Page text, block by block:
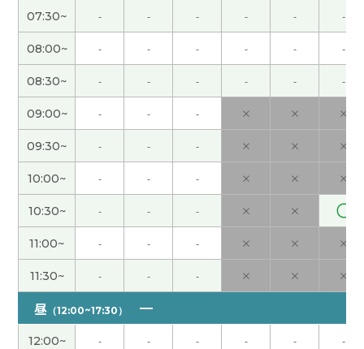
谢谢老师！这节课也很开心 下次见吧！( 男性 )
谢谢老师，今天真不好意思我儿子又打扰课，还有
它让我失去注意力，下次见！( 40代 )
老师辛苦了！今天的课也很开心啊！下次见！( 男性
)
谢谢您！JJ 老师的教学风格真的很棒！！下次见！
40代 女性 )
谢谢您。下次见
下一次我应该介绍给你重庆的样子，你去过吗？
60代 男性 )
07:30~ - - - - - -
08:00~ - - - - - -
08:30~ - - - - - -
09:00~ - - - × × ×
09:30~ - - - × × ×
10:00~ - - - × × ×
10:30~ - - - × × 〇
11:00~ - - - × × ×
11:30~ - - - × × ×
昼 （12:00~17:30）
12:00~ - - - - - -